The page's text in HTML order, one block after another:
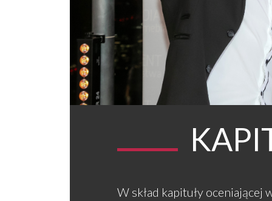
W skład kapituły